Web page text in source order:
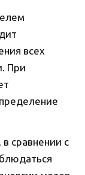
всех
При
, в сравнении с